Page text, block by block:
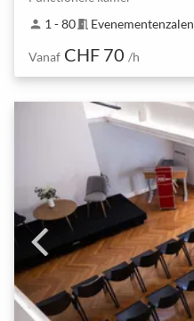
person 1 - 80meeting_room Evenementenzalen
Vanaf CHF 70 /h